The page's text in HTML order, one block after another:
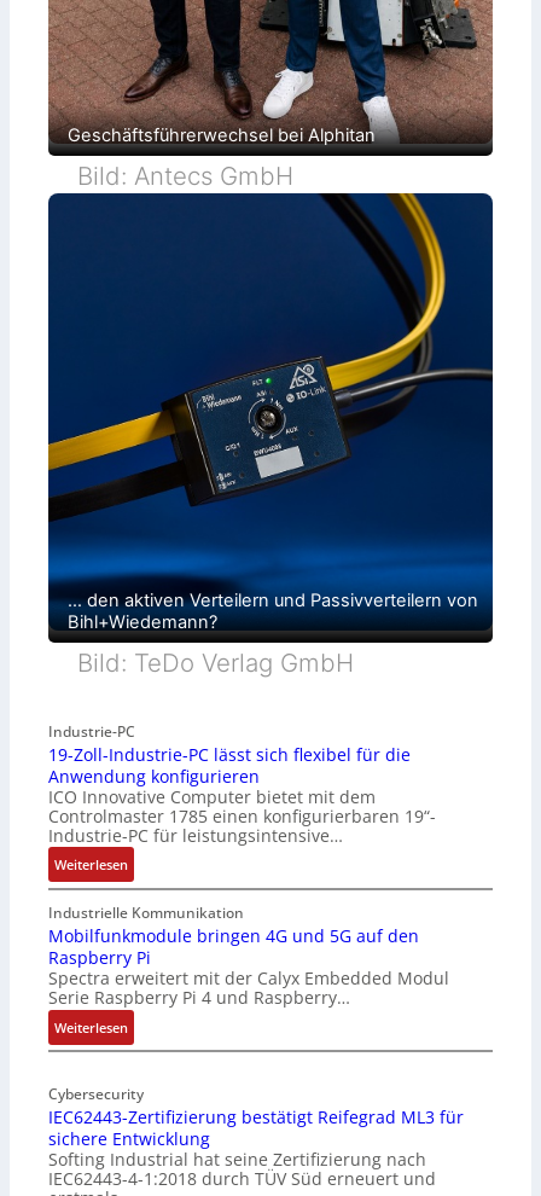
Geschäftsführerwechsel bei Alphitan
Bild: Antecs GmbH
… den aktiven Verteilern und Passivverteilern von
Bihl+Wiedemann?
Bild: TeDo Verlag GmbH
Industrie-PC
19-Zoll-Industrie-PC lässt sich flexibel für die
Anwendung konfigurieren
ICO Innovative Computer bietet mit dem
Controlmaster 1785 einen konfigurierbaren 19“-
Industrie-PC für leistungsintensive…
Weiterlesen:
1
9
-
Z
o
l
l
-
n
d
u
s
t
Industrielle Kommunikation
Mobilfunkmodule bringen 4G und 5G auf den
Raspberry Pi
Spectra erweitert mit der Calyx Embedded Modul
Serie Raspberry Pi 4 und Raspberry…
Weiterlesen:
M
b
i
l
f
u
Cybersecurity
IEC62443-Zertifizierung bestätigt Reifegrad ML3 für
sichere Entwicklung
Softing Industrial hat seine Zertifizierung nach
IEC62443-4-1:2018 durch TÜV Süd erneuert und